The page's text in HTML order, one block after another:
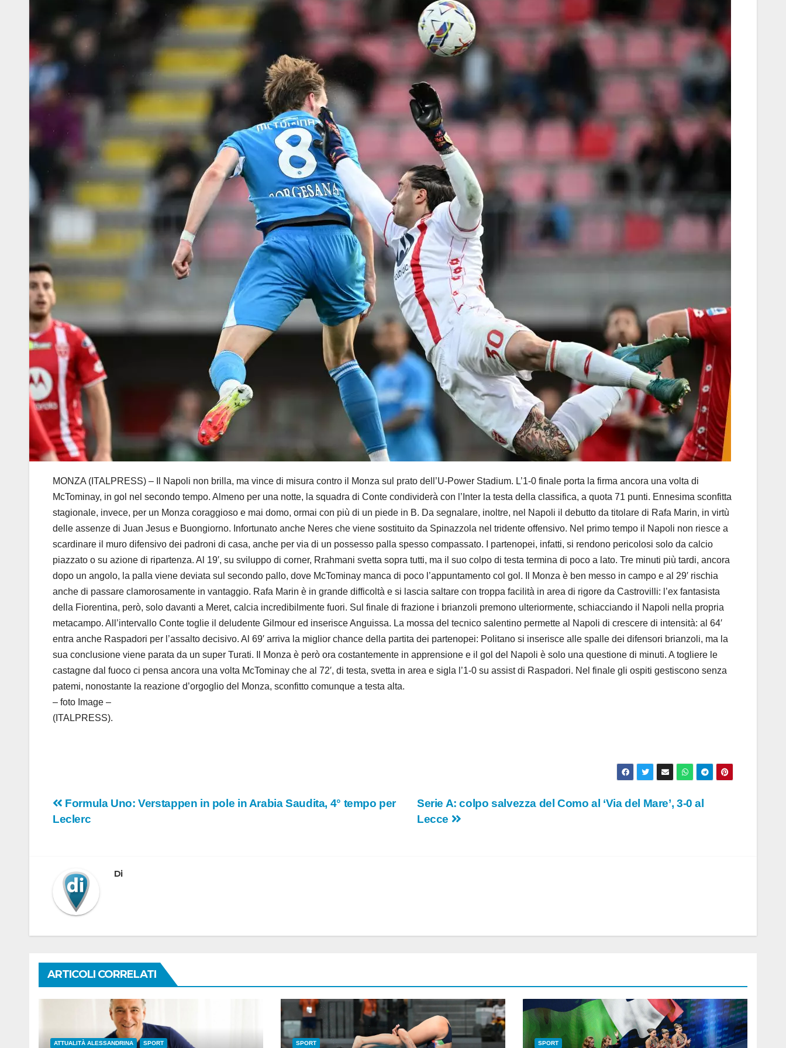
MONZA (ITALPRESS) – Il Napoli non brilla, ma vince di misura contro il Monza sul prato dell’U-Power Stadium. L’1-0 finale porta la firma ancora una volta di
McTominay, in gol nel secondo tempo. Almeno per una notte, la squadra di Conte condividerà con l’Inter la testa della classifica, a quota 71 punti. Ennesima sconfitta
stagionale, invece, per un Monza coraggioso e mai domo, ormai con più di un piede in B. Da segnalare, inoltre, nel Napoli il debutto da titolare di Rafa Marin, in virtù
delle assenze di Juan Jesus e Buongiorno. Infortunato anche Neres che viene sostituito da Spinazzola nel tridente offensivo. Nel primo tempo il Napoli non riesce a
scardinare il muro difensivo dei padroni di casa, anche per via di un possesso palla spesso compassato. I partenopei, infatti, si rendono pericolosi solo da calcio
piazzato o su azione di ripartenza. Al 19′, su sviluppo di corner, Rrahmani svetta sopra tutti, ma il suo colpo di testa termina di poco a lato. Tre minuti più tardi, ancora
dopo un angolo, la palla viene deviata sul secondo pallo, dove McTominay manca di poco l’appuntamento col gol. Il Monza è ben messo in campo e al 29′ rischia
anche di passare clamorosamente in vantaggio. Rafa Marin è in grande difficoltà e si lascia saltare con troppa facilità in area di rigore da Castrovilli: l’ex fantasista
della Fiorentina, però, solo davanti a Meret, calcia incredibilmente fuori. Sul finale di frazione i brianzoli premono ulteriormente, schiacciando il Napoli nella propria
metacampo. All’intervallo Conte toglie il deludente Gilmour ed inserisce Anguissa. La mossa del tecnico salentino permette al Napoli di crescere di intensità: al 64′
entra anche Raspadori per l’assalto decisivo. Al 69′ arriva la miglior chance della partita dei partenopei: Politano si inserisce alle spalle dei difensori brianzoli, ma la
sua conclusione viene parata da un super Turati. Il Monza è però ora costantemente in apprensione e il gol del Napoli è solo una questione di minuti. A togliere le
castagne dal fuoco ci pensa ancora una volta McTominay che al 72′, di testa, svetta in area e sigla l’1-0 su assist di Raspadori. Nel finale gli ospiti gestiscono senza
patemi, nonostante la reazione d’orgoglio del Monza, sconfitto comunque a testa alta.
– foto Image –
(ITALPRESS).
Navigazione
Serie A: colpo salvezza del Como al ‘Via del Mare’, 3-0 al
Lecce
Formula Uno: Verstappen in pole in Arabia Saudita, 4° tempo per
Leclerc
Di
ARTICOLI CORRELATI
ATTUALITÀ ALESSANDRINA SPORT SPORT SPORT